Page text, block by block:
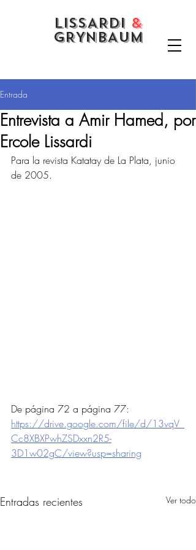
LISSARDI &
GRYNBAUM
Entrada
Entrevista a Amir Hamed, por
Ercole Lissardi
Para la revista Katatay de La Plata, junio
de 2005.
De página 72 a página 77:
https://drive.google.com/file/d/13vqV_
Cc8XBXPwhZSDxxn2R5-
3D1w02gC/view?usp=sharing
Entradas recientes Ver todo